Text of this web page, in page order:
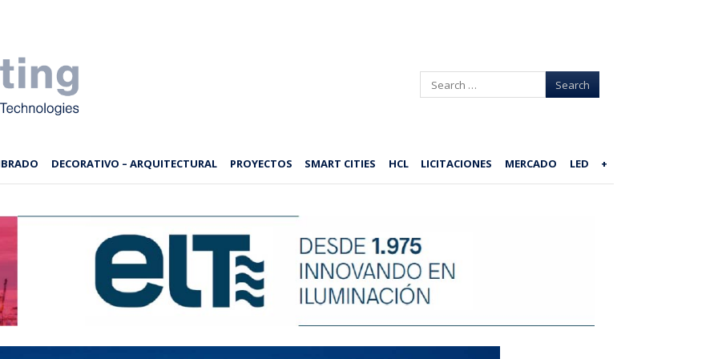
Search
DECORATIVO – ARQUITECTURAL PROYECTOS SMART CITIES HCL LICITACIONES MERCADO LED +